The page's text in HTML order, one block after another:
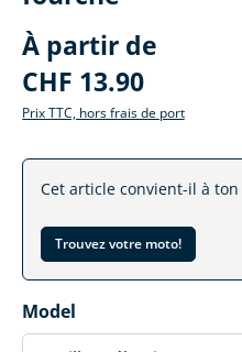
À partir de
CHF 13.90
Prix TTC, hors frais de port
Cet article convient-il à ton
Trouvez votre moto!
Model
Sélectionner